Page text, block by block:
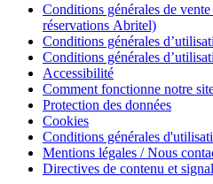
Conditions générales de
réservations Abritel)
Conditions générales
Conditions générales
Accessibilité
Comment fonctionne notre
Protection des données
Cookies
Conditions générales
Mentions légales / Nous
Directives de contenu et